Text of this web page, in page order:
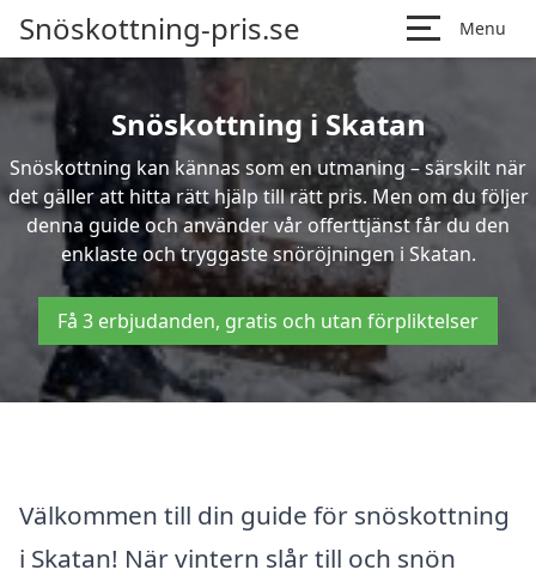
Snöskottning-pris.se Menu
Snöskottning i Skatan
Snöskottning kan kännas som en utmaning – särskilt när
det gäller att hitta rätt hjälp till rätt pris. Men om du följer
denna guide och använder vår offerttjänst får du den
enklaste och tryggaste snöröjningen i Skatan.
Få 3 erbjudanden, gratis och utan förpliktelser
Välkommen till din guide för snöskottning
i Skatan! När vintern slår till och snön